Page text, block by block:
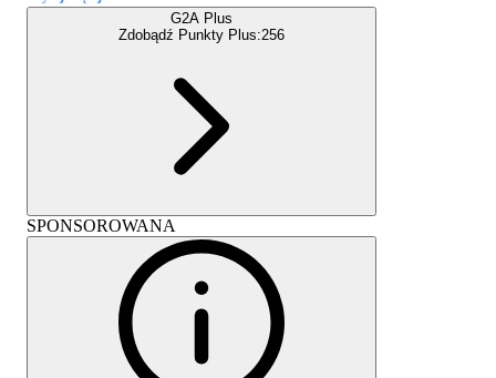
G2A Plus
Zdobądź Punkty Plus:256
SPONSOROWANA